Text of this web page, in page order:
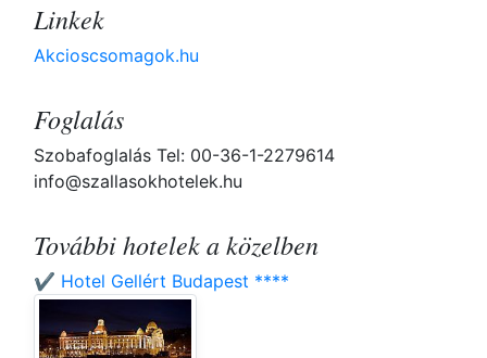
Linkek
Akcioscsomagok.hu
Foglalás
Szobafoglalás Tel: 00-36-1-2279614
info@szallasokhotelek.hu
További hotelek a közelben
✔️ Hotel Gellért Budapest ****